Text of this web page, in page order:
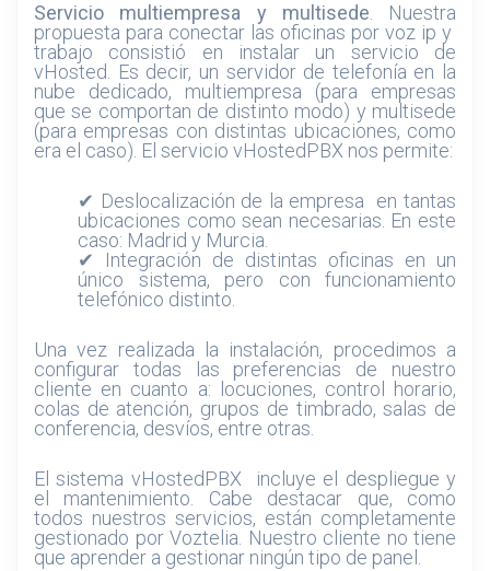
Servicio multiempresa y multisede. Nuestra
propuesta para conectar las oficinas por voz ip y
trabajo consistió en instalar un servicio de
vHosted. Es decir, un servidor de telefonía en la
nube dedicado, multiempresa (para empresas
que se comportan de distinto modo) y multisede
(para empresas con distintas ubicaciones, como
era el caso). El servicio vHostedPBX nos permite:
✔ Deslocalización de la empresa en tantas
ubicaciones como sean necesarias. En este
caso: Madrid y Murcia.
✔ Integración de distintas oficinas en un
único sistema, pero con funcionamiento
telefónico distinto.
Una vez realizada la instalación, procedimos a
configurar todas las preferencias de nuestro
cliente en cuanto a: locuciones, control horario,
colas de atención, grupos de timbrado, salas de
conferencia, desvíos, entre otras.
El sistema vHostedPBX incluye el despliegue y
el mantenimiento. Cabe destacar que, como
todos nuestros servicios, están completamente
gestionado por Voztelia. Nuestro cliente no tiene
que aprender a gestionar ningún tipo de panel.